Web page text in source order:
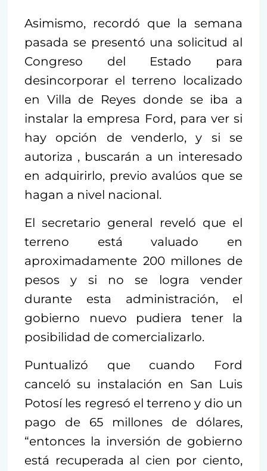
Asimismo, recordó que la semana
pasada se presentó una solicitud al
Congreso del Estado para
desincorporar el terreno localizado
en Villa de Reyes donde se iba a
instalar la empresa Ford, para ver si
hay opción de venderlo, y si se
autoriza , buscarán a un interesado
en adquirirlo, previo avalúos que se
hagan a nivel nacional.
El secretario general reveló que el
terreno está valuado en
aproximadamente 200 millones de
pesos y si no se logra vender
durante esta administración, el
gobierno nuevo pudiera tener la
posibilidad de comercializarlo.
Puntualizó que cuando Ford
canceló su instalación en San Luis
Potosí les regresó el terreno y dio un
pago de 65 millones de dólares,
“entonces la inversión de gobierno
está recuperada al cien por ciento,